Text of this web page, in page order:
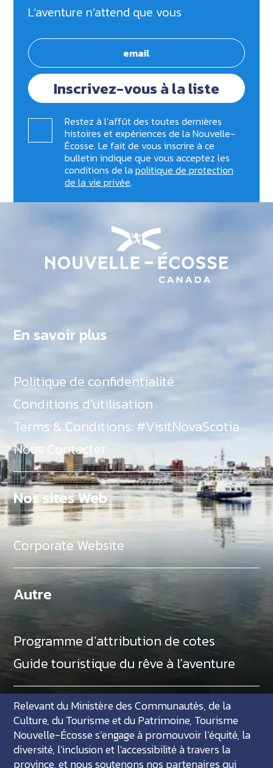
L’aventure n’attend que vous
Inscrivez-vous à la liste
Restez à l’affût des toutes dernières
histoires et expériences de la Nouvelle-
Écosse. Le fait de vous inscrire à ce
bulletin indique que vous acceptez les
conditions de lapolitique de protection
de la vie privée.
En savoir plus
Politique de confidentialité
Conditions d’utilisation
Terms & Conditions: #VisitNovaScotia
Nous Contacter
Nos sites Web
Corporate Website
Autre
Programme d’attribution de cotes
Guide touristique du rêve à l’aventure
Relevant du Ministère des Communautés, de la
Culture, du Tourisme et du Patrimoine, Tourisme
Nouvelle-Écosse s’engage à promouvoir l’équité, la
diversité, l’inclusion et l'accessibilité à travers la
province, et nous soutenons nos partenaires qui